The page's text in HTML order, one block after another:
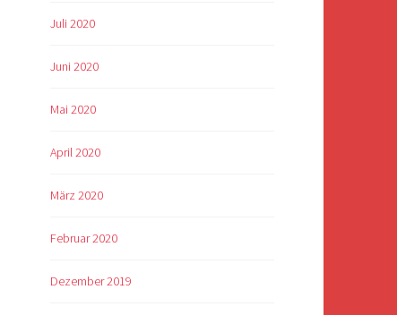
Juli 2020
Juni 2020
Mai 2020
April 2020
März 2020
Februar 2020
Dezember 2019